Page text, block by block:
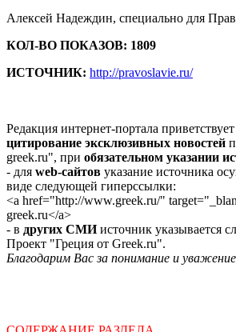
Алексей Надеждин, специально для
КОЛ-ВО ПОКАЗОВ: 1809
ИСТОЧНИК: http://pravoslavie.ru/
Редакция интернет-портала приветствует
цитирование эксклюзивных новостей
greek.ru", при обязательном указании
- для web-сайтов указание источника
виде следующей гиперссылки:
<a href="http://www.greek.ru/"
greek.ru</a>
- в других СМИисточник указывается
Проект "Греция от Greek.ru".
Благодарим Вас за понимание и